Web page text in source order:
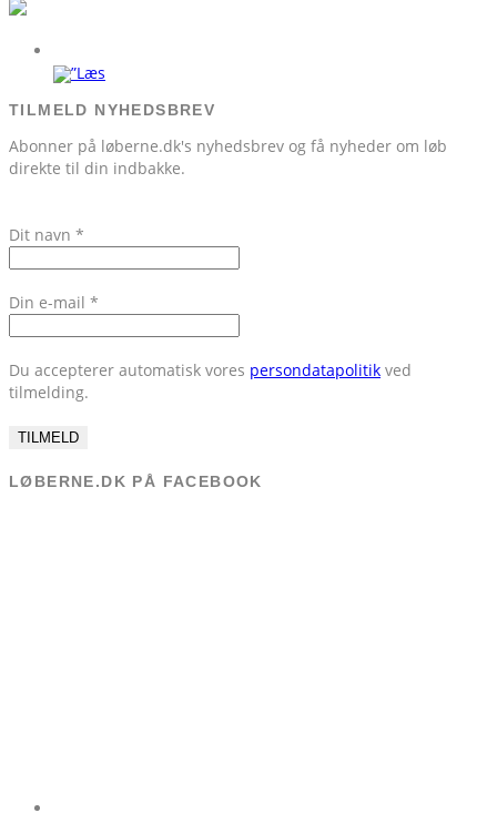
TILMELD NYHEDSBREV
Abonner på løberne.dk's nyhedsbrev og få nyheder om løb
direkte til din indbakke.
Dit navn *
Din e-mail *
Du accepterer automatisk vores persondatapolitik ved
tilmelding.
LØBERNE.DK PÅ FACEBOOK